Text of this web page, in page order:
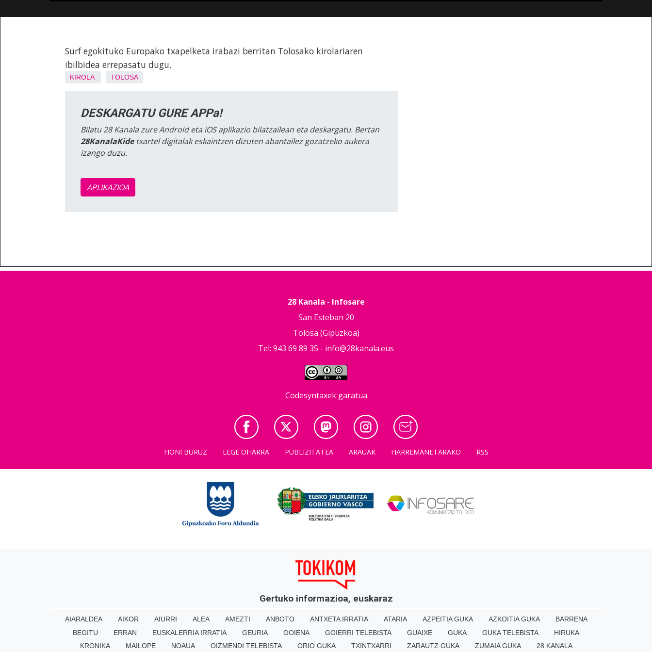
Surf egokituko Europako txapelketa irabazi berritan Tolosako kirolariaren
ibilbidea errepasatu dugu.
KIROLA TOLOSA
DESKARGATU GURE APPa!
Bilatu 28 Kanala zure Android eta iOS aplikazio bilatzailean eta deskargatu. Bertan
28KanalaKidetxartel digitalak eskaintzen dizuten abantailez gozatzeko aukera
izango duzu.
APLIKAZIOA
28 Kanala - Infosare
San Esteban 20
Tolosa (Gipuzkoa)
Tel: 943 69 89 35 - info@28kanala.eus
Codesyntaxek garatua
HONI BURUZ LEGE OHARRA PUBLIZITATEA ARAUAK HARREMANETARAKO RSS
Gertuko informazioa, euskaraz
AIARALDEA AIKOR AIURRI ALEA AMEZTI ANBOTO ANTXETA IRRATIA ATARIA AZPEITIA GUKA AZKOITIA GUKA
BARRENA
BEGITU
ERRAN EUSKALERRIA IRRATIA GEURIA GOIENA GOIERRI TELEBISTA GUAIXE GUKA GUKA TELEBISTA
HIRUKA
KRONIKA
MAILOPE NOAUA OIZMENDI TELEBISTA ORIO GUKA TXINTXARRI ZARAUTZ GUKA ZUMAIA GUKA 28 KANALA